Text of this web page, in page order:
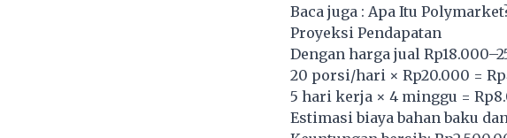
Baca juga : Apa Itu
Proyeksi Pendapatan
Dengan harga jual
20 porsi/hari × Rp20.000 =
5 hari kerja × 4 minggu =
Estimasi biaya bahan baku